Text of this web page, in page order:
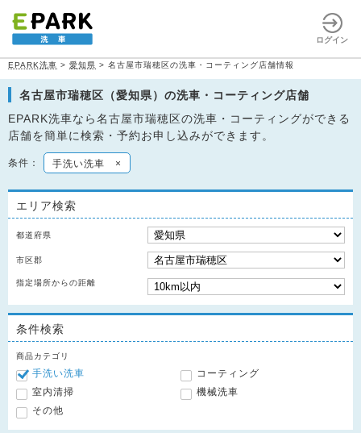
ログイン
EPARK洗車 > 愛知県 > 名古屋市瑞穂区の洗車・コーティング店舗情報
名古屋市瑞穂区（愛知県）の洗車・コーティング店舗
EPARK洗車なら名古屋市瑞穂区の洗車・コーティングができる
店舗を簡単に検索・予約お申し込みができます。
条件： 手洗い洗車 ×
エリア検索
都道府県
市区郡
指定場所からの距離
条件検索
商品カテゴリ
手洗い洗車
コーティング
室内清掃
機械洗車
その他